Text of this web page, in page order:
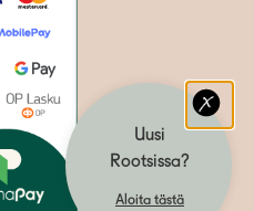
Uusi
Rootsissa?
Aloita tästä